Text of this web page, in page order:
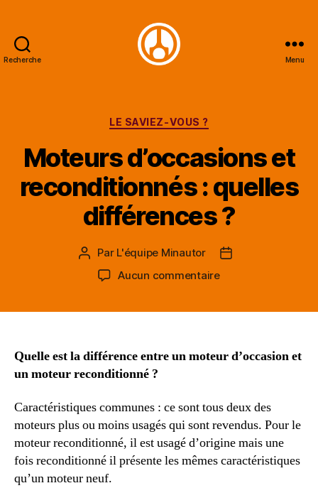
Recherche Menu
Catégories
LE SAVIEZ-VOUS ?
Moteurs d’occasions et
reconditionnés : quelles
différences ?
Auteur
l’article
Par L'équipe Minautor
Date
Aucun commentairesur
:
Quelle est la différence entre un moteur d’occasion et
un moteur reconditionné ?
Caractéristiques communes : ce sont tous deux des
moteurs plus ou moins usagés qui sont revendus. Pour le
moteur reconditionné, il est usagé d’origine mais une
fois reconditionné il présente les mêmes caractéristiques
qu’un moteur neuf.